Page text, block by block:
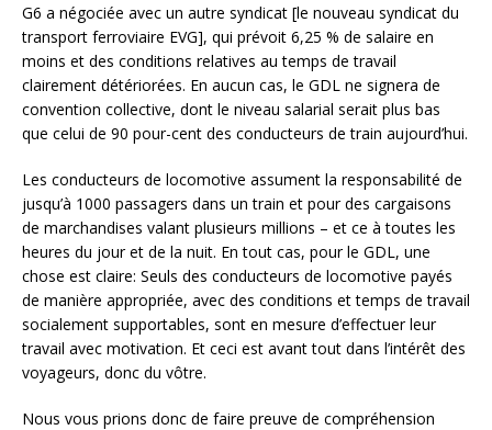
G6 a négociée avec un autre syndicat [le nouveau syndicat du
transport ferroviaire EVG], qui prévoit 6,25 % de salaire en
moins et des conditions relatives au temps de travail
clairement détériorées. En aucun cas, le GDL ne signera de
convention collective, dont le niveau salarial serait plus bas
que celui de 90 pour-cent des conducteurs de train aujourd’hui.
Les conducteurs de locomotive assument la responsabilité de
jusqu’à 1000 passagers dans un train et pour des cargaisons
de marchandises valant plusieurs millions – et ce à toutes les
heures du jour et de la nuit. En tout cas, pour le GDL, une
chose est claire: Seuls des conducteurs de locomotive payés
de manière appropriée, avec des conditions et temps de travail
socialement supportables, sont en mesure d’effectuer leur
travail avec motivation. Et ceci est avant tout dans l’intérêt des
voyageurs, donc du vôtre.
Nous vous prions donc de faire preuve de compréhension